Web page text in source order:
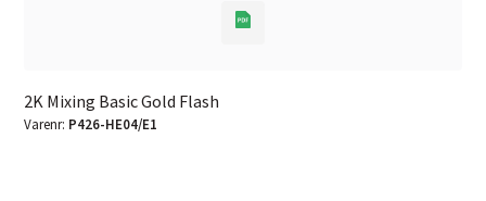
2K Mixing Basic Gold Flash
Varenr: P426-HE04/E1